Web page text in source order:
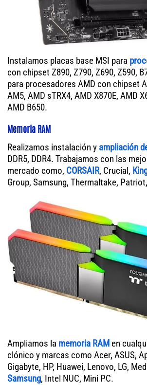
Instalamos placas base MSI para
con chipset Z890, Z790, Z690, Z590,
para procesadores AMD con chipset
AM5, AMD sTRX4, AMD X870E, AMD
AMD B650.
Memoria RAM
Realizamos instalación y ampliación
DDR5, DDR4. Trabajamos con las
mercado como, CORSAIR, Crucial,
Group, Samsung, Thermaltake,
Ampliamos la memoria RAM en
clónico y marcas como Acer, ASUS,
Gigabyte, HP, Huawei, Lenovo, LG,
Samsung, Intel NUC, Mini PC.